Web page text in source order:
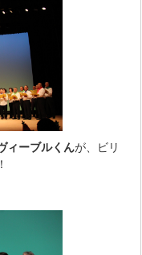
ィーブルくんが、ビリ